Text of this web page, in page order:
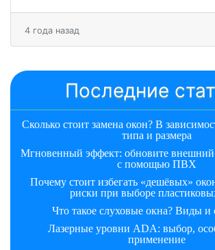
4 года назад
Последние
Сколько стоит замена окон? В
типа и размера
Мгновенный эффект: обновите внешний
с помощью ПВХ
Почему стоит избегать «дешёвых»
риски при выборе
Что такое слуховые окна? Виды и
Лазерные уровни ADA: выбор,
применение